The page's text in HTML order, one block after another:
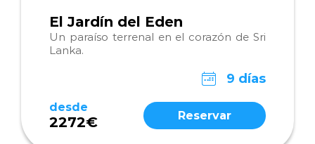
El Jardín del Eden
Un paraíso terrenal en el corazón de Sri
Lanka.
9 días
desde
2272€ Reservar